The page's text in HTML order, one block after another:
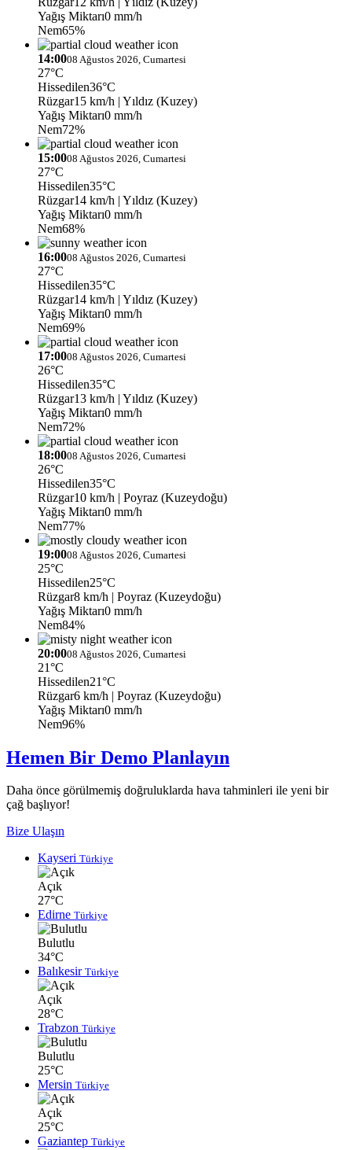
Yağış Miktarı0 mm/h
Nem65%
14:0008 Ağustos 2026, Cumartesi
27°C
Hissedilen36°C
Rüzgar15 km/h | Yıldız (Kuzey)
Yağış Miktarı0 mm/h
Nem72%
15:0008 Ağustos 2026, Cumartesi
27°C
Hissedilen35°C
Rüzgar14 km/h | Yıldız (Kuzey)
Yağış Miktarı0 mm/h
Nem68%
16:0008 Ağustos 2026, Cumartesi
27°C
Hissedilen35°C
Rüzgar14 km/h | Yıldız (Kuzey)
Yağış Miktarı0 mm/h
Nem69%
17:0008 Ağustos 2026, Cumartesi
26°C
Hissedilen35°C
Rüzgar13 km/h | Yıldız (Kuzey)
Yağış Miktarı0 mm/h
Nem72%
18:0008 Ağustos 2026, Cumartesi
26°C
Hissedilen35°C
Rüzgar10 km/h | Poyraz (Kuzeydoğu)
Yağış Miktarı0 mm/h
Nem77%
19:0008 Ağustos 2026, Cumartesi
25°C
Hissedilen25°C
Rüzgar8 km/h | Poyraz (Kuzeydoğu)
Yağış Miktarı0 mm/h
Nem84%
20:0008 Ağustos 2026, Cumartesi
21°C
Hissedilen21°C
Rüzgar6 km/h | Poyraz (Kuzeydoğu)
Yağış Miktarı0 mm/h
Nem96%
Hemen Bir Demo Planlayın
Daha önce görülmemiş doğruluklarda hava tahminleri ile yeni bir
çağ başlıyor!
Bize Ulaşın
Kayseri Türkiye
Açık
27°C
Edirne Türkiye
Bulutlu
34°C
Balıkesir Türkiye
Açık
28°C
Trabzon Türkiye
Bulutlu
25°C
Mersin Türkiye
Açık
25°C
Gaziantep Türkiye